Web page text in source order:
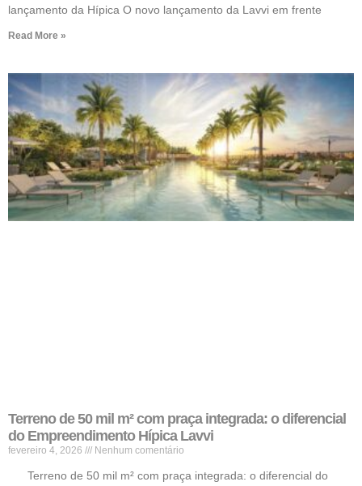
lançamento da Hípica O novo lançamento da Lavvi em frente
Read More »
Terreno de 50 mil m² com praça integrada: o diferencial
do Empreendimento Hípica Lavvi
fevereiro 4, 2026 Nenhum comentário
Terreno de 50 mil m² com praça integrada: o diferencial do